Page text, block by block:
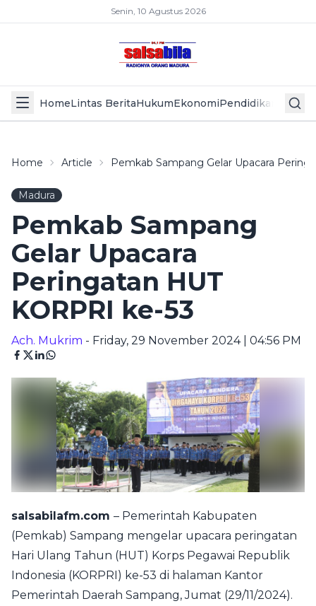
Senin, 10 Agustus 2026
HomeLintas BeritaHukumEkonomiPendidikan Politik
Home Article Pemkab Sampang Gelar Upacara
Madura
Pemkab Sampang
Gelar Upacara
Peringatan HUT
KORPRI ke-53
Ach. Mukrim - Friday, 29 November 2024 | 04:56 PM
salsabilafm.com – Pemerintah Kabupaten
(Pemkab) Sampang mengelar upacara peringatan
Hari Ulang Tahun (HUT) Korps Pegawai Republik
Indonesia (KORPRI) ke-53 di halaman Kantor
Pemerintah Daerah Sampang, Jumat (29/11/2024).